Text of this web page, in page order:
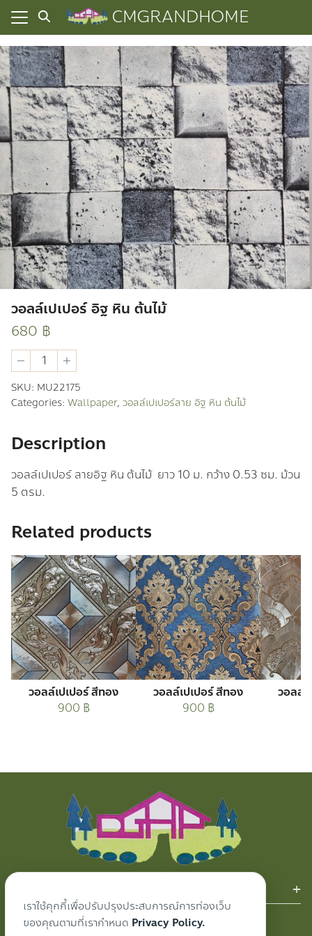
Skip
content
CMGRANDHOME
ความเป็นส่วนตัว
งหมด
ที่ผ่านมา
รา
วอลล์เปเปอร์ อิฐ หิน ต้นไม้
680 ฿
วอ
ลล์
เปเปอร์
อิฐ
หิน
quantity
SKU: MU22175
Categories: Wallpaper, วอลล์เปเปอร์ลาย อิฐ หิน ต้นไม้
Description
วอลล์เปเปอร์ ลายอิฐ หิน ต้นไม้ ยาว 10 ม. กว้าง 0.53 ซม. ม้วน
5 ตรม.
Related products
วอลล์เปเปอร์ สีทอง
900 ฿
วอลล์เปเปอร์ สีทอง
900 ฿
วอลล์
ผ้าม่าน
เราใช้คุกกี้เพื่อปรับปรุงประสบการณ์การท่องเว็บ
ของคุณตามที่เรากำหนด Privacy Policy.